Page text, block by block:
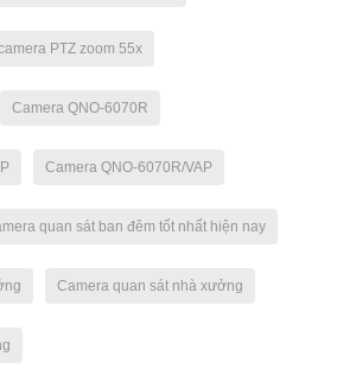
PTZ zoom 55x
Camera QNO-6070R
Camera QNO-6070R/VAP
quan sát ban đêm tốt nhất hiện nay
Camera quan sát nhà xưởng